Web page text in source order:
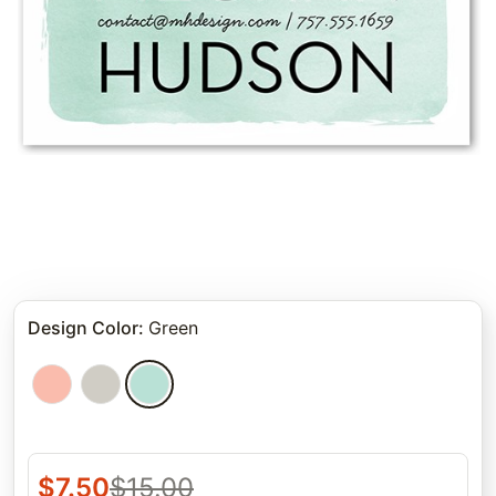
Design Color: Green
$7.50$15.00